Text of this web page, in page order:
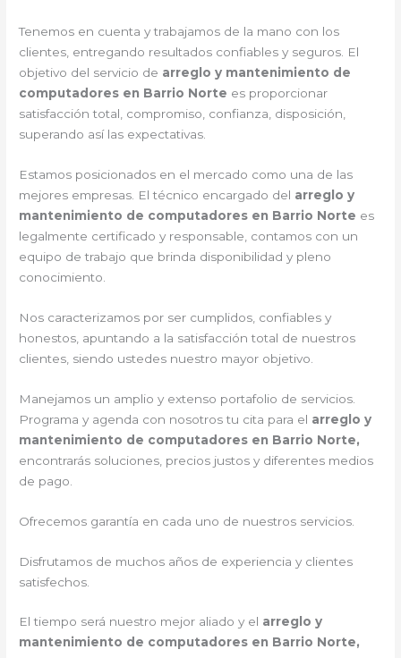
Tenemos en cuenta y trabajamos de la mano con los
clientes, entregando resultados confiables y seguros. El
objetivo del servicio de arreglo y mantenimiento de
computadores en Barrio Norte es proporcionar
satisfacción total, compromiso, confianza, disposición,
superando así las expectativas.
Estamos posicionados en el mercado como una de las
mejores empresas. El técnico encargado del arreglo y
mantenimiento de computadores en Barrio Norte es
legalmente certificado y responsable, contamos con un
equipo de trabajo que brinda disponibilidad y pleno
conocimiento.
Nos caracterizamos por ser cumplidos, confiables y
honestos, apuntando a la satisfacción total de nuestros
clientes, siendo ustedes nuestro mayor objetivo.
Manejamos un amplio y extenso portafolio de servicios.
Programa y agenda con nosotros tu cita para el arreglo y
mantenimiento de computadores en Barrio Norte,
encontrarás soluciones, precios justos y diferentes medios
de pago.
Ofrecemos garantía en cada uno de nuestros servicios.
Disfrutamos de muchos años de experiencia y clientes
satisfechos.
El tiempo será nuestro mejor aliado y el arreglo y
mantenimiento de computadores en Barrio Norte,